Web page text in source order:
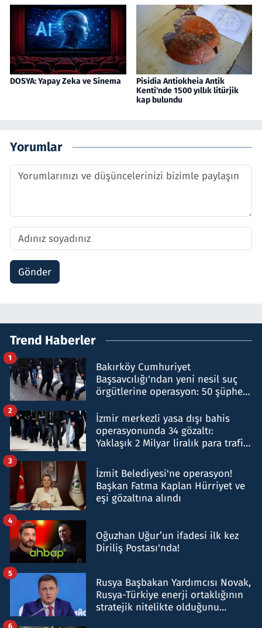
DOSYA: Yapay Zeka ve Sinema
Pisidia Antiokheia Antik
Kenti'nde 1500 yıllık litürjik
kap bulundu
Yorumlar
Gönder
Trend Haberler
Bakırköy Cumhuriyet
Başsavcılığı'ndan yeni nesil suç
örgütlerine operasyon: 50 şüpheli
1
İzmir merkezli yasa dışı bahis
operasyonunda 34 gözaltı:
Yaklaşık 2 Milyar liralık para trafiği
2
İzmit Belediyesi'ne operasyon!
Başkan Fatma Kaplan Hürriyet ve
eşi gözaltına alındı
3
Oğuzhan Uğur’un ifadesi ilk kez
Diriliş Postası'nda!
4
Rusya Başbakan Yardımcısı Novak,
Rusya-Türkiye enerji ortaklığının
stratejik nitelikte olduğunu
5
6